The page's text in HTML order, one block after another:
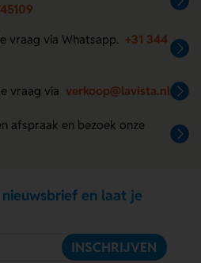
vraag via Whatsapp. +31 344
vraag via verkoop@lavista.nl
afspraak en bezoek onze
en laat je
INSCHRIJVEN